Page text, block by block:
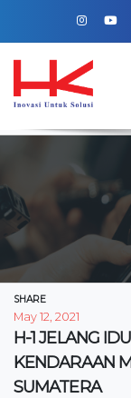
SHARE
May 12, 2021
H-1 JELANG
KENDARAAN
SUMATERA